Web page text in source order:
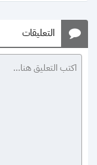
التعليقات